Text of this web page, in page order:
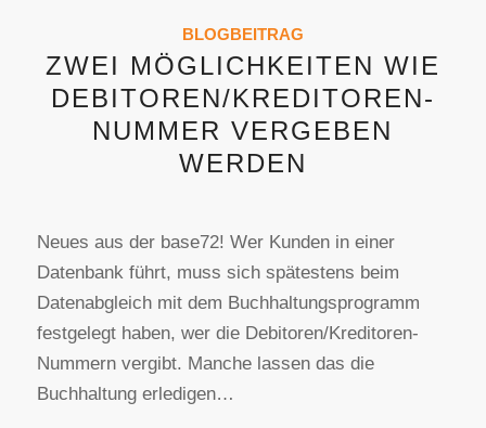
BLOGBEITRAG
ZWEI MÖGLICHKEITEN WIE
DEBITOREN/KREDITOREN-
NUMMER VERGEBEN
WERDEN
Neues aus der base72! Wer Kunden in einer
Datenbank führt, muss sich spätestens beim
Datenabgleich mit dem Buchhaltungsprogramm
festgelegt haben, wer die Debitoren/Kreditoren-
Nummern vergibt. Manche lassen das die
Buchhaltung erledigen…